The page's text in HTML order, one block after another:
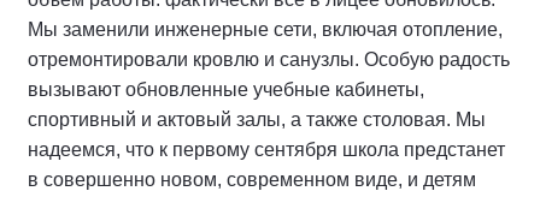
Мы заменили инженерные сети, включая отопление,
отремонтировали кровлю и санузлы. Особую радость
вызывают обновленные учебные кабинеты,
спортивный и актовый залы, а также столовая. Мы
надеемся, что к первому сентября школа предстанет
в совершенно новом, современном виде, и детям